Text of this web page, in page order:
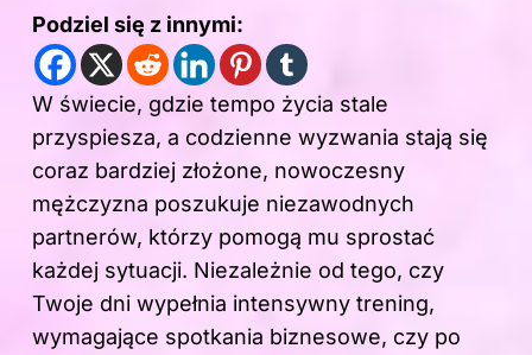
Podziel się z innymi:
W świecie, gdzie tempo życia stale
przyspiesza, a codzienne wyzwania stają się
coraz bardziej złożone, nowoczesny
mężczyzna poszukuje niezawodnych
partnerów, którzy pomogą mu sprostać
każdej sytuacji. Niezależnie od tego, czy
Twoje dni wypełnia intensywny trening,
wymagające spotkania biznesowe, czy po